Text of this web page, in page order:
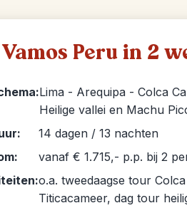
Vamos Peru in 2
Lima - Arequipa - Colca
Heilige vallei en Machu
14 dagen / 13 nachten
vanaf € 1.715,- p.p. bij 2
o.a. tweedaagse tour
Titicacameer, dag tour